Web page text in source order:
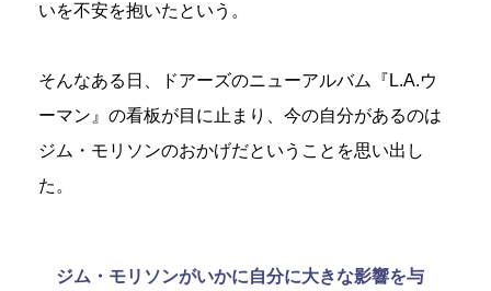
いを不安を抱いたという。
そんなある日、ドアーズのニューアルバム『L.A.ウ
ーマン』の看板が目に止まり、今の自分があるのは
ジム・モリソンのおかげだということを思い出し
た。
ジム・モリソンがいかに自分に大きな影響を与